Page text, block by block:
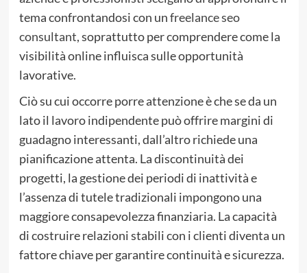
tema confrontandosi con unfreelance seo
consultant, soprattutto per comprendere come la
visibilità online influisca sulle opportunità
lavorative.
Ciò su cui occorre porre attenzione è che se da un
lato il lavoro indipendente può offrire margini di
guadagno interessanti, dall’altro richiede una
pianificazione attenta. La discontinuità dei
progetti, la gestione dei periodi di inattività e
l’assenza di tutele tradizionali impongono una
maggiore consapevolezza finanziaria. La capacità
di costruire relazioni stabili con i clienti diventa un
fattore chiave per garantire continuità e sicurezza.